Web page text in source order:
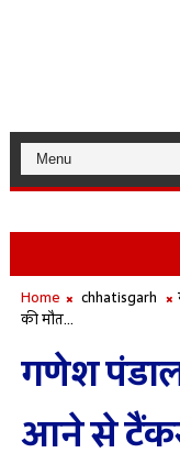
Home chhatisgarh
की मौत...
गणेश
आने से